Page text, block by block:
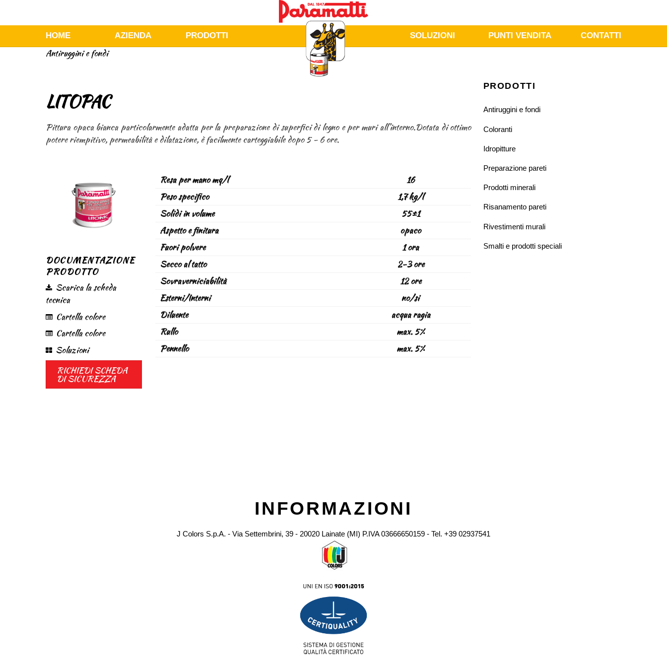
HOME AZIENDA PRODOTTI SOLUZIONI PUNTI VENDITA CONTATTI
Antiruggini e fondi
LITOPAC
Pittura opaca bianca particolarmente adatta per la preparazione di superfici di legno e per muri all’interno.Dotata di ottimo
potere riempitivo, permeabilità e dilatazione, è facilmente carteggiabile dopo 5 - 6 ore.
DOCUMENTAZIONE
PRODOTTO
Scarica la scheda
tecnica
Cartella colore
Cartella colore
Soluzioni
RICHIEDI SCHEDA
DI SICUREZZA
Resa per mano mq/l
16
Peso specifico
1,7 kg/l
Solidi in volume
55±1
Aspetto e finitura
opaco
Fuori polvere
1 ora
Secco al tatto
2-3 ore
Sovraverniciabilità
12 ore
Esterni/Interni
no/si
Diluente
acqua ragia
Rullo
max. 5%
Pennello
max. 5%
PRODOTTI
Antiruggini e fondi
Coloranti
Idropitture
Preparazione pareti
Prodotti minerali
Risanamento pareti
Rivestimenti murali
Smalti e prodotti speciali
INFORMAZIONI
J Colors S.p.A. - Via Settembrini, 39 - 20020 Lainate (MI) P.IVA 03666650159 - Tel. +39 02937541